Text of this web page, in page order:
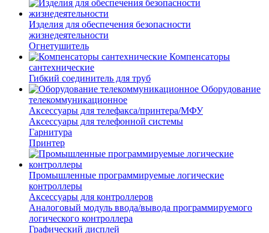
Изделия для обеспечения безопасности
жизнедеятельности
Огнетушитель
Компенсаторы
сантехнические
Гибкий соединитель для труб
Оборудование
телекоммуникационное
Аксессуары для телефакса/принтера/МФУ
Аксессуары для телефонной системы
Гарнитура
Принтер
Промышленные программируемые логические
контроллеры
Аксессуары для контроллеров
Аналоговый модуль ввода/вывода программируемого
логического контроллера
Графический дисплей